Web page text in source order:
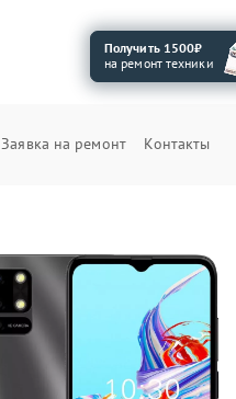
Получить 1500₽
на ремонт техники
Заявка на ремонт Контакты